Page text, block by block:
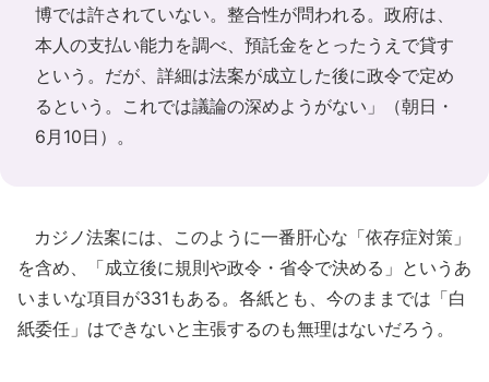
博では許されていない。整合性が問われる。政府は、
本人の支払い能力を調べ、預託金をとったうえで貸す
という。だが、詳細は法案が成立した後に政令で定め
るという。これでは議論の深めようがない」（朝日・
6月10日）。
カジノ法案には、このように一番肝心な「依存症対策」
を含め、「成立後に規則や政令・省令で決める」というあ
いまいな項目が331もある。各紙とも、今のままでは「白
紙委任」はできないと主張するのも無理はないだろう。